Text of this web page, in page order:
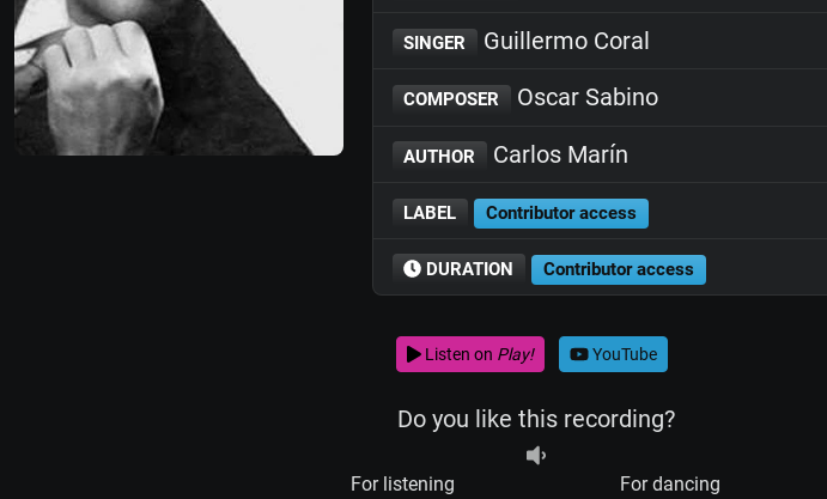
SINGER Guillermo Coral
COMPOSER Oscar Sabino
AUTHOR Carlos Marín
LABEL Contributor access
DURATION Contributor access
Listen on Play! YouTube
Do you like this recording?
For listening For dancing